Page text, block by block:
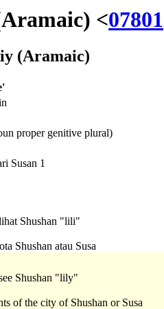
<07801
(Aramaic)
proper genitive plural)
Susan 1
Shushan "lili"
Shushan atau Susa
Shushan "lily"
of the city of Shushan or Susa